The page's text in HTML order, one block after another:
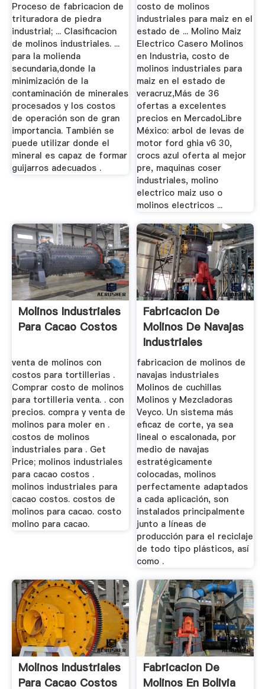
Proceso de fabricacion de
trituradora de piedra
industrial; ... Clasificacion
de molinos industriales. ...
para la molienda
secundaria,donde la
minimización de la
contaminación de minerales
procesados y los costos
de operación son de gran
importancia. También se
puede utilizar donde el
mineral es capaz de formar
guijarros adecuados .
costo de molinos
industriales para maiz en el
estado de ... Molino Maiz
Electrico Casero Molinos
en Industria, costo de
molinos industriales para
maiz en el estado de
veracruz,Más de 36
ofertas a excelentes
precios en MercadoLibre
México: arbol de levas de
motor ford ghia v6 30,
crocs azul oferta al mejor
pre, maquinas coser
industriales, molino
electrico maiz uso o
molinos electricos ...
Molinos Industriales
Para Cacao Costos
venta de molinos con
costos para tortillerias .
Comprar costo de molinos
para tortilleria venta. . con
precios. compra y venta de
molinos para moler en .
costos de molinos
industriales para . Get
Price; molinos industriales
para cacao costos .
molinos industriales para
cacao costos. costos de
molinos para cacao. costo
molino para cacao.
Fabricacion De
Molinos De Navajas
Industriales
fabricacion de molinos de
navajas industriales
Molinos de cuchillas
Molinos y Mezcladoras
Veyco. Un sistema más
eficaz de corte, ya sea
lineal o escalonada, por
medio de navajas
estratégicamente
colocadas, molinos
perfectamente adaptados
a cada aplicación, son
instalados principalmente
junto a líneas de
producción para el reciclaje
de todo tipo plásticos, así
como .
Molinos Industriales
Para Cacao Costos
Fabricacion De
Molinos En Bolivia